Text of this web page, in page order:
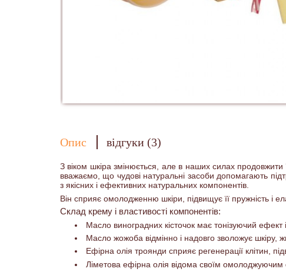
Опис відгуки (3)
З віком шкіра змінюється, але в наших силах
вважаємо, що чудові натуральні засоби допомагають
з якісних і ефективних натуральних компонентів.
Він сприяє омолодженню шкіри, підвищує її пружність і
Склад крему і властивості компонентів:
Масло виноградних кісточок має тонізуючий
Масло жожоба відмінно і надовго зволожує шкіру,
Ефірна олія троянди сприяє регенерації клітин,
Ліметова ефірна олія відома своїм омолоджуючим